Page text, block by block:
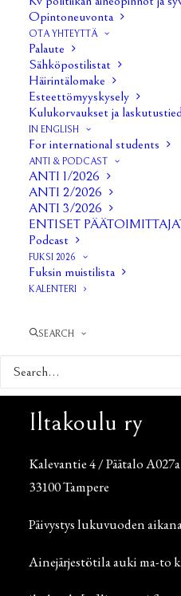
Opintoneuvonta
OTA YHTEYTTÄ
Palaute
Sähköpostilistat
Häirintälomake
Esteettömyyskysely
Kulukorvaukset ja
IN ENGLISH
For international students
ANTI & PODCAST
ANTI 1/2026
ANTI 2/2026
ANTI 3/2026
ENTISET
Podcast
FUKSI 2026
Fuksin muistilista
KALENTERI
SEARCH
1/30
Iltakoulu ry
Kalevantie 4 / Päätalo A027a
33100 Tampere
Päivystys lukuvuoden
Ainejärjestötila auki ma-to